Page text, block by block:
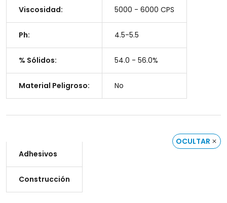
Viscosidad: 5000 - 6000 CPS
Ph: 4.5-5.5
% Sólidos: 54.0 - 56.0%
Material Peligroso: No
OCULTAR
Adhesivos
Construcción